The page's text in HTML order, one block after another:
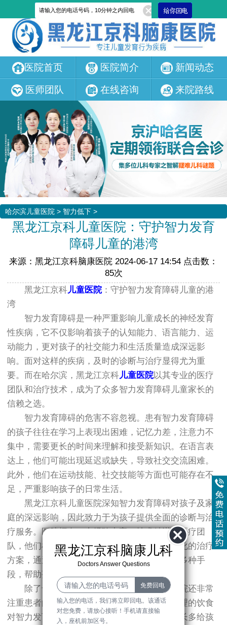
医院首页 医院简介 新闻动态
医师团队 在线咨询 来院路线
哈尔滨儿童医院 > 智力低下>
黑龙江京科儿童医院：守护智力发育
障碍儿童的港湾
来源：黑龙江京科脑康医院 2024-06-17 14:54 点击数：
85次
黑龙江京科儿童医院：守护智力发育障碍儿童的港
湾
智力发育障碍是一种严重影响儿童成长的神经发育
性疾病，它不仅影响着孩子的认知能力、语言能力、运
动能力，更对孩子的社交能力和生活质量造成深远影
响。面对这样的疾病，及时的诊断与治疗显得尤为重
要。而在哈尔滨，黑龙江京科儿童医院以其专业的医疗
团队和治疗技术，成为了众多智力发育障碍儿童家长的
信赖之选。
智力发育障碍的危害不容忽视。患有智力发育障碍
的孩子往往在学习上表现出困难，记忆力差，注意力不
集中，需要更长的时间来理解和接受新知识。在语言表
达上，他们可能出现延迟或缺失，导致社交交流困难。
此外，他们在运动技能、社交技能等方面也可能存在不
足，严重影响孩子的日常生活。
黑龙江京科儿童医院深知智力发育障碍对孩子及家
庭的深远影响，因此致力于为孩子提供全面的诊断与治
疗服务。医院拥有一支经验丰富、技术精湛的医疗团
队，他们根据每个孩子的具体情况，制定个性化的治疗
方案，通过药物治疗、康复训练、心理咨询等多种手
段，帮助孩子恢复和提升各项能力。
除了专业的医疗技术，黑龙江京科儿童医院还非常
注重患者的生活饮食习惯。医院专家指出，合理的饮食
对智力发育障碍儿童的康复至关重要。建议家长多给孩
黑龙江京科脑康儿科
Doctors Answer Questions
输入您的电话，我们将立即回电。该通话
对您免费，请放心接听！手机请直接输
入，座机前加区号。